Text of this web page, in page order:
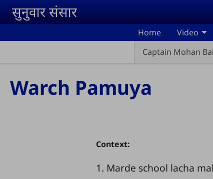
Skip to main content
सुनुवार संसार
Home Video
Captain Mohan
Warch Pamuya
Context:
1. Marde school lacha